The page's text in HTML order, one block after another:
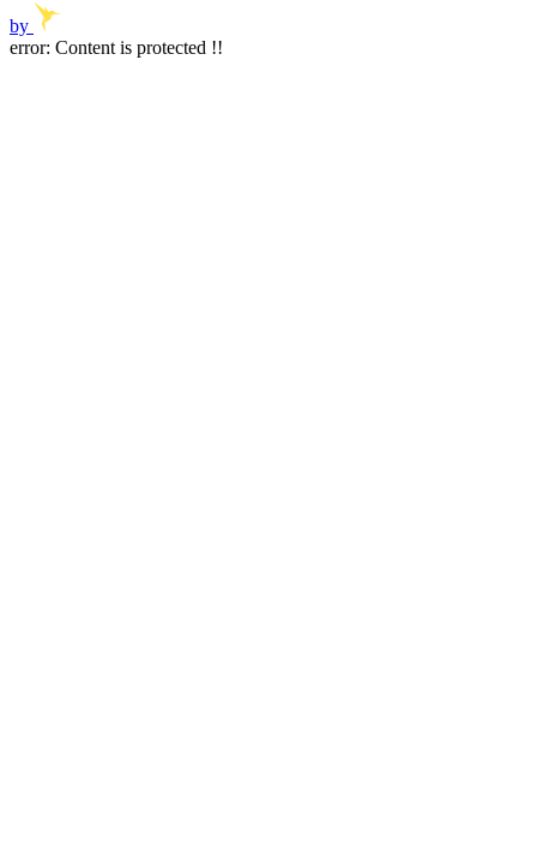
by
error: Content is protected !!